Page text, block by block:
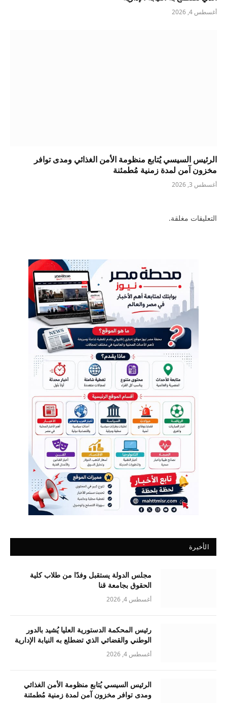
أغسطس 4, 2026
الرئيس السيسي يُتابع منظومة الأمن الغذائي ومدى توافر
مخزون آمن لمدة زمنية مُطمئنة
أغسطس 3, 2026
التعليقات مغلقة.
الأخيرة
مجلس الدولة يستقبل وفدًا من طلاب كلية
الحقوق بجامعة قنا
أغسطس 4, 2026
رئيس المحكمة الدستورية العليا يُشيد بالدور
الوطني والقضائي الذي تضطلع به النيابة الإدارية
أغسطس 4, 2026
الرئيس السيسي يُتابع منظومة الأمن الغذائي
ومدى توافر مخزون آمن لمدة زمنية مُطمئنة